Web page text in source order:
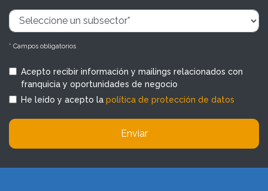
* Campos obligatorios
Acepto recibir información y mailings relacionados con
franquicia y oportunidades de negocio
He leído y acepto la política de protección de datos
Enviar